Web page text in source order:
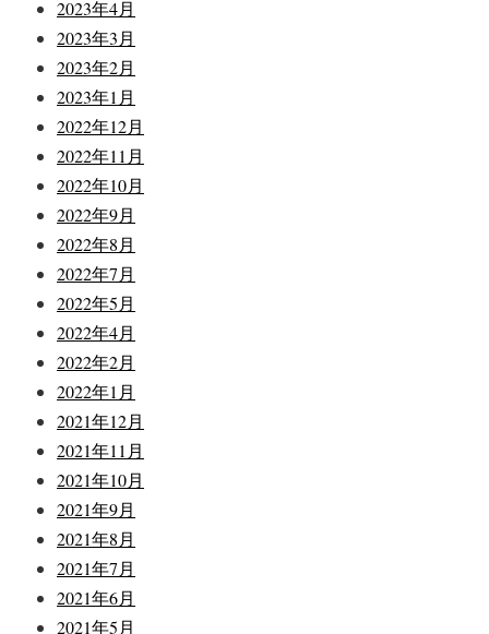
2023年4月
2023年3月
2023年2月
2023年1月
2022年12月
2022年11月
2022年10月
2022年9月
2022年8月
2022年7月
2022年5月
2022年4月
2022年2月
2022年1月
2021年12月
2021年11月
2021年10月
2021年9月
2021年8月
2021年7月
2021年6月
2021年5月